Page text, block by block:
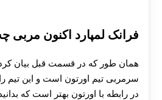
فرانک لمپارد اکنون مربی
همان طور که در قسمت قبل بیان
سرمربی تیم اورتون است و این تیم
در رابطه با اورتون بهتر است که